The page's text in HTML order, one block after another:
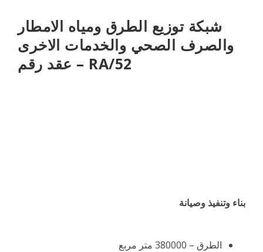
شبكة توزيع الطرق ومياه الامطار
والصرف الصحي والخدمات الاخرى
– عقد رقم RA/52
بناء وتنفيذ وصيانة
الطرق – 380000 متر مربع